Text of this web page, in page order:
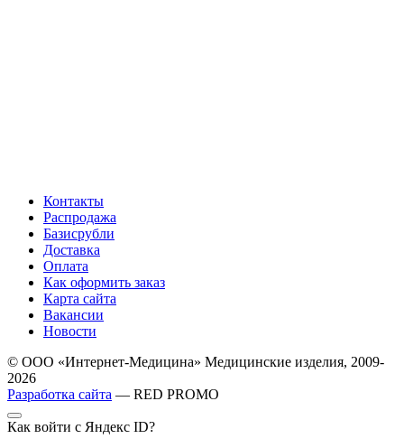
Контакты
Распродажа
Базисрубли
Доставка
Оплата
Как оформить заказ
Карта сайта
Вакансии
Новости
© ООО «Интернет-Медицина» Медицинские изделия, 2009-
2026
Разработка сайта — RED PROMO
Как войти с Яндекс ID?